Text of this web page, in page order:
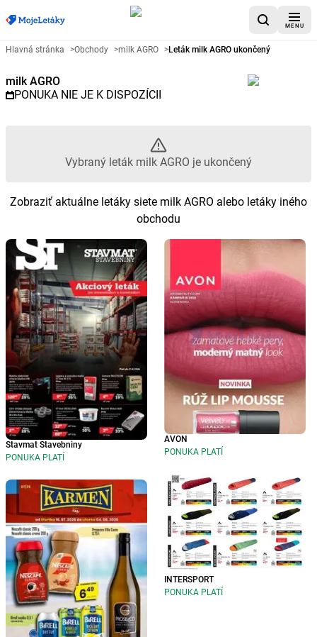
MENU
Reklamný leták milk AGRO -
Hlavná stránka >Obchody >milk AGRO >Leták milk AGRO ukončený
milk AGRO
PONUKA NIE JE K DISPOZÍCII
Vybraný leták milk AGRO je ukončený
Zobraziť aktuálne letáky siete milk AGRO alebo letáky iného
obchodu
Stavmat Stavebniny
PONUKA PLATÍ
AVON
PONUKA PLATÍ
INTERSPORT
PONUKA PLATÍ